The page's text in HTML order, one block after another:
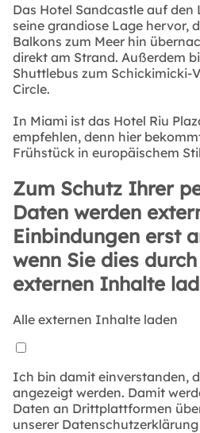
Das Hotel Sandcastle auf
seine grandiose Lage hervor,
Balkons zum Meer hin
direkt am Strand. Außerdem
Shuttlebus zum Schickimicki-
Circle.
In Miami ist das Hotel Riu
empfehlen, denn hier
Frühstück in europäischem
Zum Schutz Ihrer
Daten werden
Einbindungen erst
wenn Sie dies
externen Inhalte
Alle externen Inhalte laden
Ich bin damit einverstanden,
angezeigt werden. Damit
Daten an Drittplattformen
unserer Datenschutzerklärung